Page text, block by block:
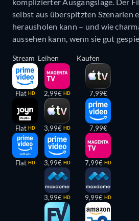
selbst aus überspitzten Szenarien
herausholen kann – und wie
aussehen kann, wenn sie gut
Stream
Flat HD
Flat HD
Flat HD
Leihen
2,99€ HD
3,99€ HD
3,99€ HD
3,99€ HD
Kaufen
7,99€
7,99€
7,99€ HD
9,99€ HD